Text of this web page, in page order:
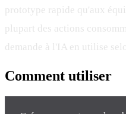
prototype rapide qu'aux
plupart des actions
demande à l'IA en utilise
Comment utiliser